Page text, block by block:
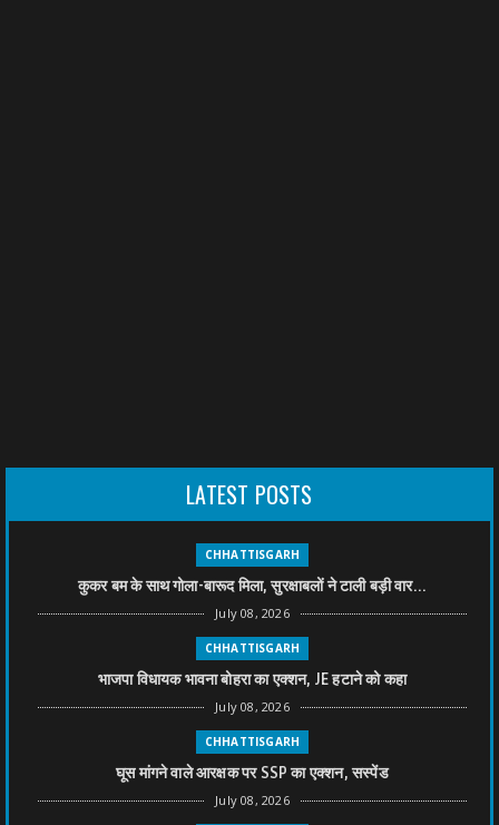
LATEST POSTS
CHHATTISGARH
कुकर बम के साथ गोला-बारूद मिला, सुरक्षाबलों ने टाली बड़ी वार...
July 08, 2026
CHHATTISGARH
भाजपा विधायक भावना बोहरा का एक्शन, JE हटाने को कहा
July 08, 2026
CHHATTISGARH
घूस मांगने वाले आरक्षक पर SSP का एक्शन, सस्पेंड
July 08, 2026